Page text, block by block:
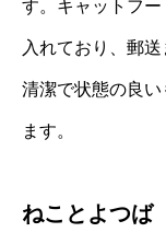
す。キャットフ
入れており、郵
清潔で状態の良
ます。
ねことよつば